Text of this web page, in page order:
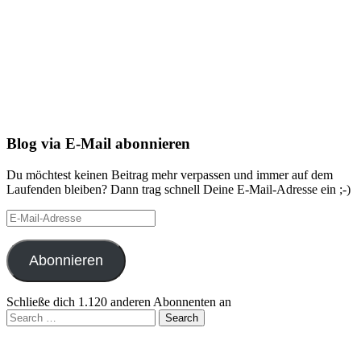
Blog via E-Mail abonnieren
Du möchtest keinen Beitrag mehr verpassen und immer auf dem
Laufenden bleiben? Dann trag schnell Deine E-Mail-Adresse ein ;-)
E-
Mail-
Adresse
Abonnieren
Schließe dich 1.120 anderen Abonnenten an
Search
for: